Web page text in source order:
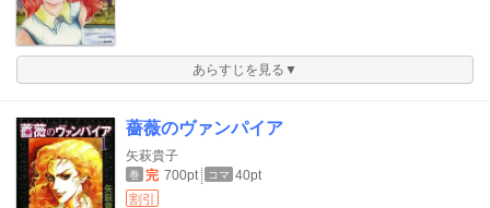
あらすじを見る▼
薔薇のヴァンパイア
矢萩貴子
巻 完 700pt コマ 40pt
割引